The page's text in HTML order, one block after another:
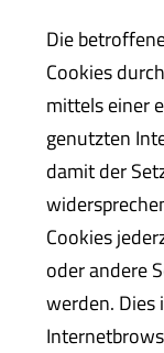
Die
Cookies
mittels einer
genutzten
damit der
Cookies
oder andere
werden. Dies